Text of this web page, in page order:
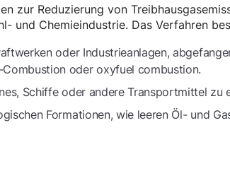
zur Reduzierung von
und Chemieindustrie. Das Verfahren
oder Industrieanlagen,
oder oxyfuel combustion.
Schiffe oder andere Transportmittel
Formationen, wie leeren Öl- und